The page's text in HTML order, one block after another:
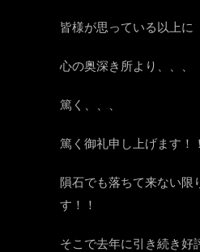
皆様が思っている以上に
心の奥深き所より、、、
篤く、、、
篤く御礼申し上げます！
隕石でも落ちて来ない限
す！！
そこで去年に引き続き好